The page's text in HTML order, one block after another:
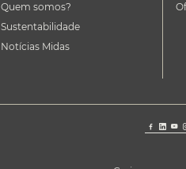
Quem somos?
Sustentabilidade
Notícias Midas